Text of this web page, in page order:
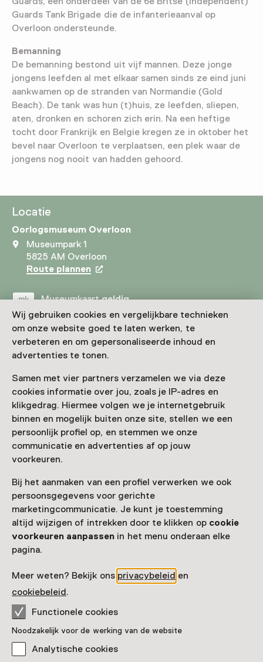
Wij gebruiken cookies en vergelijkbare technieken
om onze website goed te laten werken, te
verbeteren en om gepersonaliseerde inhoud en
advertenties te tonen.
Samen met vier partners verzamelen we via deze
cookies informatie over jou, zoals je IP-adres en
klikgedrag. Hiermee volgen we je internetgebruik
binnen en mogelijk buiten onze site, stellen we een
persoonlijk profiel op, en stemmen we onze
communicatie en advertenties af op jouw
voorkeuren.
Bij het aanmaken van een profiel verwerken we ook
persoonsgegevens voor gerichte
marketingcommunicatie. Je kunt je toestemming
altijd wijzigen of intrekken door te klikken op cookie
voorkeuren aanpassen in het menu onderaan elke
pagina.
Meer weten? Bekijk ons privacybeleid en
cookiebeleid.
Functionele cookies
Noodzakelijk voor de werking van de website
Analytische cookies
Guards Tank Brigade die de infanterieaanval op
Overloon ondersteunde.
Bemanning
De bemanning bestond uit vijf mannen. Deze jonge
jongens leefden al met elkaar samen sinds ze eind juni
aankwamen op de stranden van Normandie (Gold
Beach). De tank was hun (t)huis, ze leefden, sliepen,
aten, dronken en schoren zich erin. Na een heftige
tocht door Frankrijk en Belgie kregen ze in oktober het
bevel naar Overloon te verplaatsen, een plek waar de
jongens nog nooit van hadden gehoord.
Locatie
Oorlogsmuseum Overloon
Museumpark 1
5825 AM Overloon
Route plannen Opent in een nieuw tabblad
Museumkaartgeldig
Bezoek museumpagina
Nog meer ontdekken
Herman Schepers boven zijn